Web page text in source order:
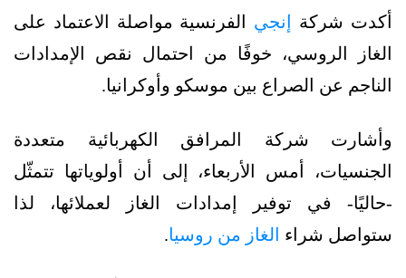
أكدت شركة إنجي الفرنسية مواصلة الاعتماد على
الغاز الروسي، خوفًا من احتمال نقص الإمدادات
الناجم عن الصراع بين موسكو وأوكرانيا.
وأشارت شركة المرافق الكهربائية متعددة
الجنسيات، أمس الأربعاء، إلى أن أولوياتها تتمثّل
-حاليًا- في توفير إمدادات الغاز لعملائها، لذا
ستواصل شراء الغاز من روسيا.